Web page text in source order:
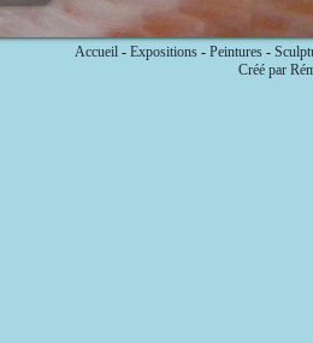
Accueil -Expositions -Peintures -
Créé par